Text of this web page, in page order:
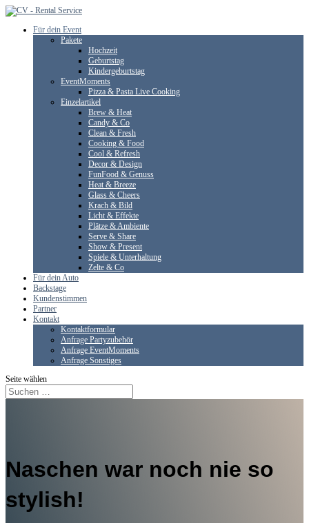
Für dein Event
Pakete
Hochzeit
Geburtstag
Kindergeburtstag
EventMoments
Pizza & Pasta Live Cooking
Einzelartikel
Brew & Heat
Candy & Co
Clean & Fresh
Cooking & Food
Cool & Refresh
Decor & Design
FunFood & Genuss
Heat & Breeze
Glass & Cheers
Krach & Bild
Licht & Effekte
Plätze & Ambiente
Serve & Share
Show & Present
Spiele & Unterhaltung
Zelte & Co
Für dein Auto
Backstage
Kundenstimmen
Partner
Kontakt
Kontaktformular
Anfrage Partyzubehör
Anfrage EventMoments
Anfrage Sonstiges
Seite wählen
Naschen war noch nie so
stylish!